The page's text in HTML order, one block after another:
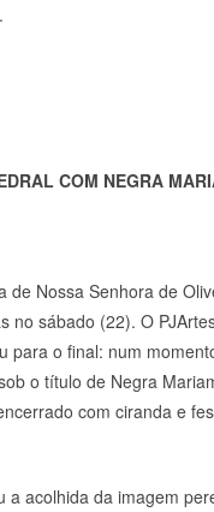
COM NEGRA
de Nossa Senhora de
no sábado (22). O
para o final: num
o título de Negra
com ciranda e
a acolhida da imagem